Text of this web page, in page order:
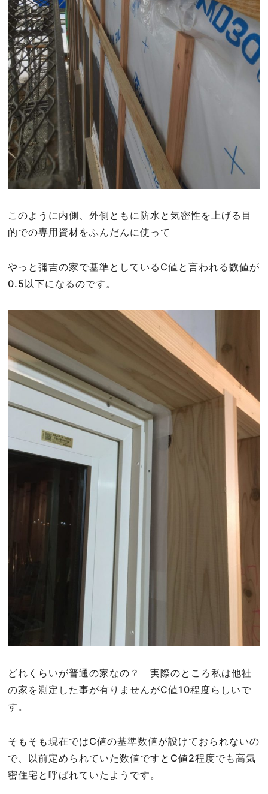
このように内側、外側ともに防水と気密性を上げる目
的での専用資材をふんだんに使って
やっと彌吉の家で基準としているC値と言われる数値が
0.5以下になるのです。
どれくらいが普通の家なの？ 実際のところ私は他社
の家を測定した事が有りませんがC値10程度らしいで
す。
そもそも現在ではC値の基準数値が設けておられないの
で、以前定められていた数値ですとC値2程度でも高気
密住宅と呼ばれていたようです。